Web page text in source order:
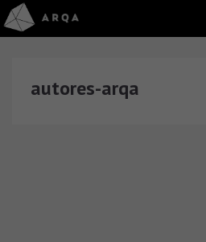
autores-arqa